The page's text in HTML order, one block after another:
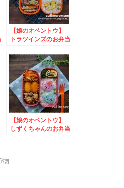
【娘のオベントウ】
トラツインズのお弁当
【娘のオベントウ】
しずくちゃんのお弁当
物